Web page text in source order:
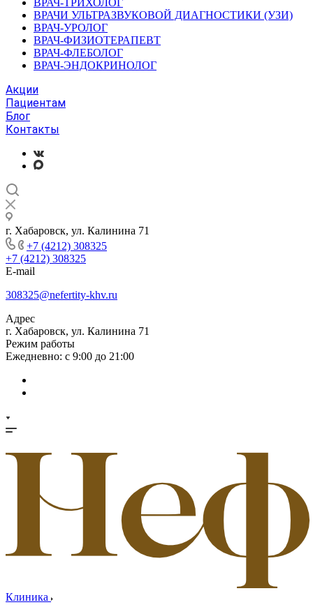
ВРАЧ-ТРИХОЛОГ
ВРАЧИ УЛЬТРАЗВУКОВОЙ ДИАГНОСТИКИ (УЗИ)
ВРАЧ-УРОЛОГ
ВРАЧ-ФИЗИОТЕРАПЕВТ
ВРАЧ-ФЛЕБОЛОГ
ВРАЧ-ЭНДОКРИНОЛОГ
Акции
Пациентам
Блог
Контакты
г. Хабаровск, ул. Калинина 71
+7 (4212) 308325
+7 (4212) 308325
E-mail
308325@nefertity-khv.ru
Адрес
г. Хабаровск, ул. Калинина 71
Режим работы
Ежедневно: с 9:00 до 21:00
Клиника